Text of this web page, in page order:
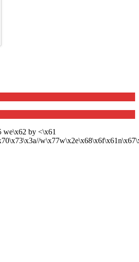
we\x62 by <\x61